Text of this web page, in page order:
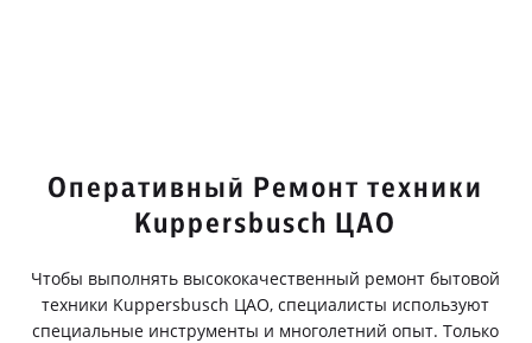
Оперативный Ремонт техники
Kuppersbusch ЦАО
Чтобы выполнять высококачественный ремонт бытовой
техники Kuppersbusch ЦАО, специалисты используют
специальные инструменты и многолетний опыт. Только